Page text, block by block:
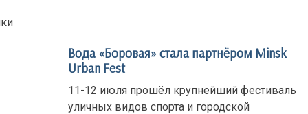
Вода «Боровая» стала партнёром Minsk
Urban Fest
11-12 июля прошёл крупнейший фестиваль
уличных видов спорта и городской